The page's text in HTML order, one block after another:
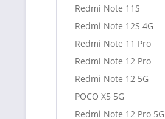
Redmi Note 11S
Redmi Note 12S 4G
Redmi Note 11 Pro
Redmi Note 12 Pro
Redmi Note 12 5G
POCO X5 5G
Redmi Note 12 Pro 5G